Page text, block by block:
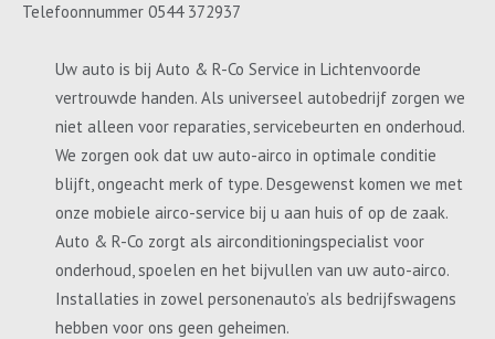
Telefoonnummer 0544 372937
Uw auto is bij Auto & R-Co Service in Lichtenvoorde
vertrouwde handen. Als universeel autobedrijf zorgen we
niet alleen voor reparaties, servicebeurten en onderhoud.
We zorgen ook dat uw auto-airco in optimale conditie
blijft, ongeacht merk of type. Desgewenst komen we met
onze mobiele airco-service bij u aan huis of op de zaak.
Auto & R-Co zorgt als airconditioningspecialist voor
onderhoud, spoelen en het bijvullen van uw auto-airco.
Installaties in zowel personenauto’s als bedrijfswagens
hebben voor ons geen geheimen.